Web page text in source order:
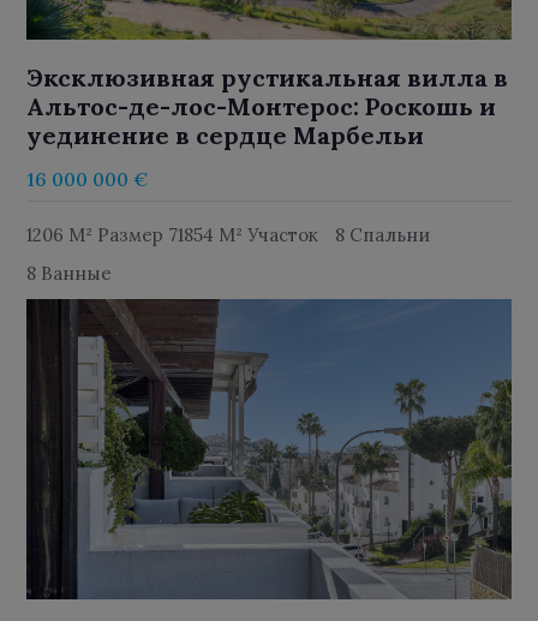
Эксклюзивная рустикальная вилла в
Альтос-де-лос-Монтерос: Роскошь и
уединение в сердце Марбельи
16 000 000 €
1206 M² Размер 71854 M² Участок
8 Спальни
8 Ванные